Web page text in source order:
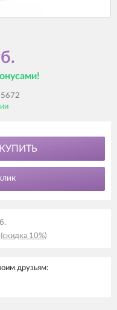
КУПИТЬ
(скидка 10%)
друзьям: